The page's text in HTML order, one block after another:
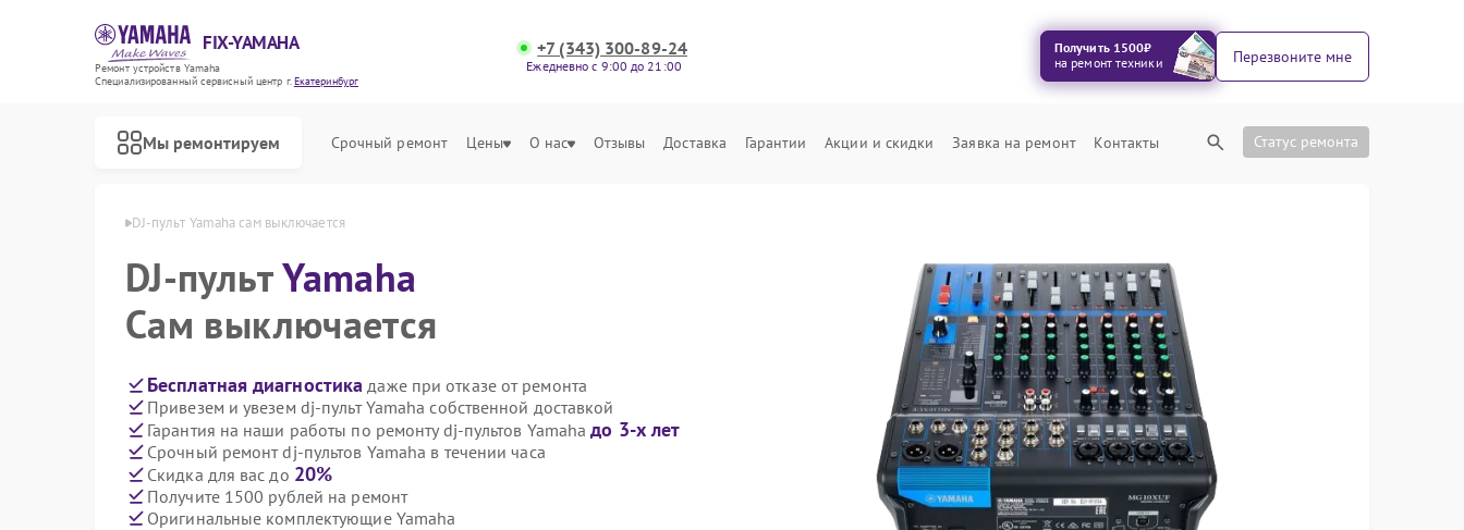
FIX-YAMAHA
Ремонт устройств Yamaha
Специализированный cервисный центр г.Екатеринбург
+7 (343) 300-89-24
Ежедневно с 9:00 до 21:00
Получить 1500₽
на ремонт техники
Перезвоните мне
Мы ремонтируем Срочный ремонт Цены О нас Отзывы Доставка Гарантии Акции и скидки Заявка на ремонт Контакты Статус ремонта
DJ-пульт Yamaha сам выключается
DJ-пультYamaha
Сам выключается
Бесплатная диагностика даже при отказе от ремонта
Привезем и увезем dj-пульт Yamaha собственной доставкой
Гарантия на наши работы по ремонту dj-пультов Yamahaдо 3-х лет
Срочный ремонт dj-пультов Yamaha в течении часа
Скидка для вас до 20%
Получите 1500 рублей на ремонт
Оригинальные комплектующие Yamaha